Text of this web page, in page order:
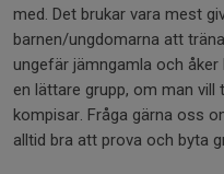
med. Det brukar vara mest
barnen/ungdomarna att
ungefär jämngamla och åker
en lättare grupp, om man
kompisar. Fråga gärna oss
alltid bra att prova och byta